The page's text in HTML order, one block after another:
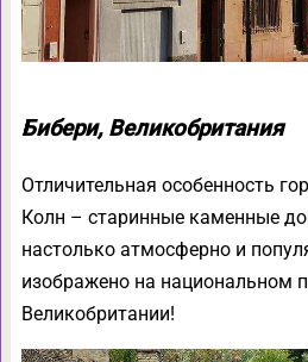
Бибери, Великобритания
Отличительная особенность
Колн – старинные каменные
настолько атмосферно и
изображено на национальном
Великобритании!